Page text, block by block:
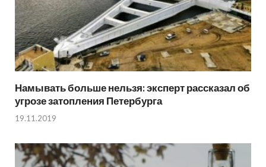
Намывать больше нельзя: эксперт рассказал об
угрозе затопления Петербурга
19.11.2019